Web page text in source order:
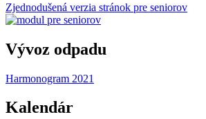
Zjednodušená verzia stránok pre seniorov
Vývoz odpadu
Harmonogram 2021
Kalendár